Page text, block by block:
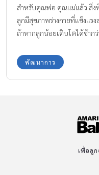
สำหรับคุณพ่อ คุณแม่แล้ว สิ่ง
ลูกมีสุขภาพร่างกายที่แข็งแร
ถ้าหากลูกน้อยเติบโตได้ช้า
พัฒนาการ
เพื่อลู